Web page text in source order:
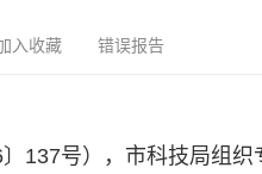
入收藏 错误报告
137号），市科技局组织